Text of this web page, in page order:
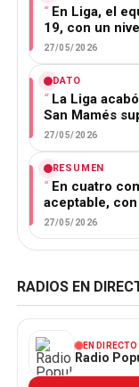
En Liga, el
19, con un
27/05/2026
DATO
La Liga
San Mamés
27/05/2026
RESUMEN
En cuatro
aceptable,
27/05/2026
RADIOS EN
EN DIRECTO
Radio